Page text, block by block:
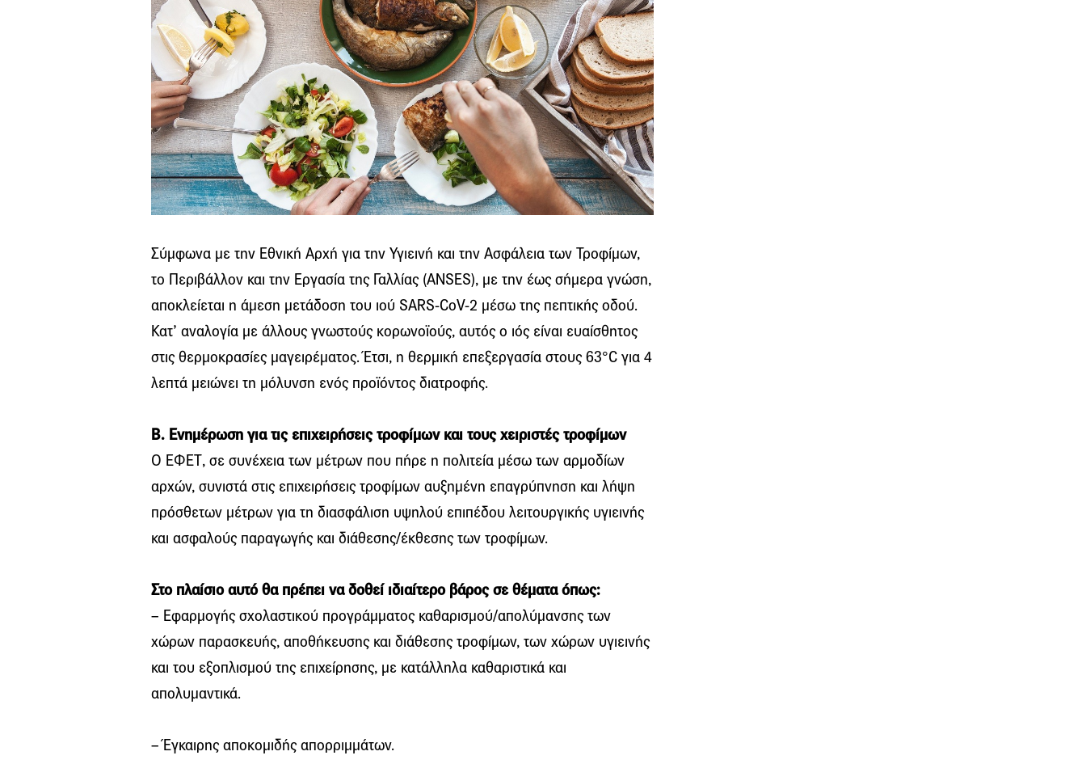
Σύμφωνα με την Eθνική Αρχή για την Υγιεινή και την Ασφάλεια των Τροφίμων,
το Περιβάλλον και την Εργασία της Γαλλίας (ΑΝSES), με την έως σήμερα γνώση,
αποκλείεται η άμεση μετάδοση του ιού SARS-CoV-2 μέσω της πεπτικής οδού.
Κατ’ αναλογία με άλλους γνωστούς κορωνοϊούς, αυτός ο ιός είναι ευαίσθητος
στις θερμοκρασίες μαγειρέματος. Έτσι, η θερμική επεξεργασία στους 63°C για 4
λεπτά μειώνει τη μόλυνση ενός προϊόντος διατροφής.
Β. Ενημέρωση για τις επιχειρήσεις τροφίμων και τους χειριστές τροφίμων
Ο ΕΦΕΤ, σε συνέχεια των μέτρων που πήρε η πολιτεία μέσω των αρμοδίων
αρχών, συνιστά στις επιχειρήσεις τροφίμων αυξημένη επαγρύπνηση και λήψη
πρόσθετων μέτρων για τη διασφάλιση υψηλού επιπέδου λειτουργικής υγιεινής
και ασφαλούς παραγωγής και διάθεσης/έκθεσης των τροφίμων.
Στο πλαίσιο αυτό θα πρέπει να δοθεί ιδιαίτερο βάρος σε θέματα όπως:
– Εφαρμογής σχολαστικού προγράμματος καθαρισμού/απολύμανσης των
χώρων παρασκευής, αποθήκευσης και διάθεσης τροφίμων, των χώρων υγιεινής
και του εξοπλισμού της επιχείρησης, με κατάλληλα καθαριστικά και
απολυμαντικά.
– Έγκαιρης αποκομιδής απορριμμάτων.